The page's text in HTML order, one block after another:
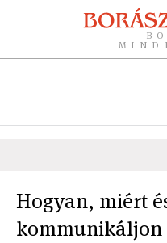
Hogyan, miért
kommunikáljon